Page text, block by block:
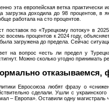
эта европейская ветка практически
загрузка доходила до 98 процентов, в
работала на сто процентов.
поставок по «Турецкому потоку» в
восемь процентов к 2024 году,
загружена до предела. Сейчас
на вопрос «есть ли предел у
Можно сколько угодно принимать
отказываемся,
Евросоюза любят фразу о
сделали. Ушли с
– Европа». Оставили одну магистраль